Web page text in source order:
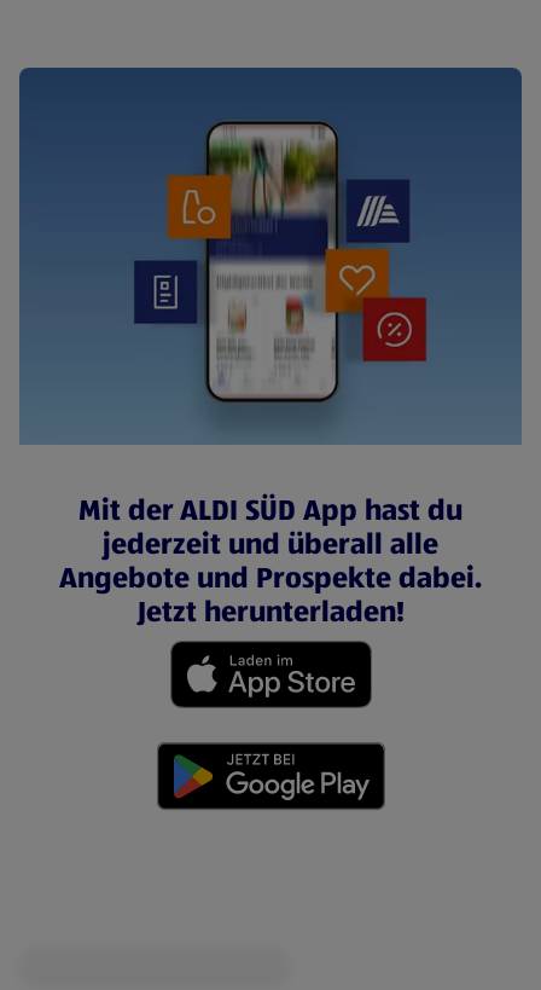
Mit der ALDI SÜD App hast du
jederzeit und überall alle
Angebote und Prospekte dabei.
Jetzt herunterladen!